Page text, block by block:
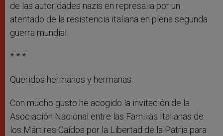
de las autoridades nazis en represalia por un
atentado de la resistencia italiana en plena segunda
guerra mundial.
* * *
Queridos hermanos y hermanas:
Con mucho gusto he acogido la invitación de la
Asociación Nacional entre las Familias Italianas de
los Mártires Caídos por la Libertad de la Patria para